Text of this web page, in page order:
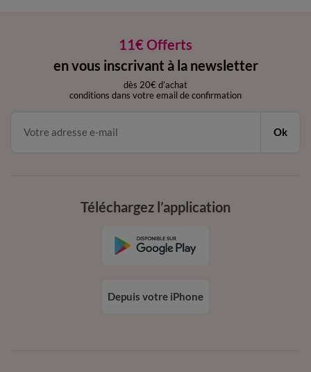
11€ Offerts
en vous inscrivant à la newsletter
dès 20€ d’achat
conditions dans votre email de confirmation
Ok
Téléchargez l’application
Depuis votre iPhone